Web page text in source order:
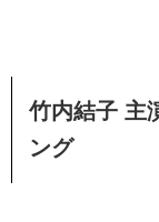
竹内結子 主
ング